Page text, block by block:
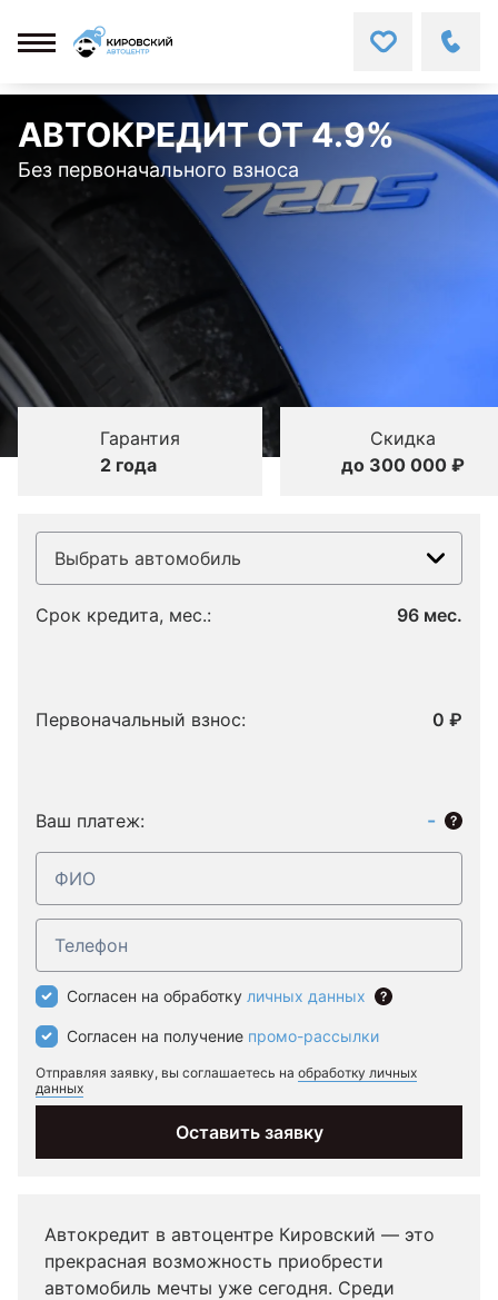
АВТОКРЕДИТ ОТ 4.9%
Без первоначального взноса
Гарантия
2 года
Скидка
до 300 000 ₽
Выбрать автомобиль
Срок кредита, мес.: 96 мес.
Первоначальный взнос: 0 ₽
Ваш платеж: -
Согласен на обработку личных данных
Согласен на получение промо-рассылки
Отправляя заявку, вы соглашаетесь на обработку личных
данных
Оставить заявку
Автокредит в автоцентре Кировский — это
прекрасная возможность приобрести
автомобиль мечты уже сегодня. Среди